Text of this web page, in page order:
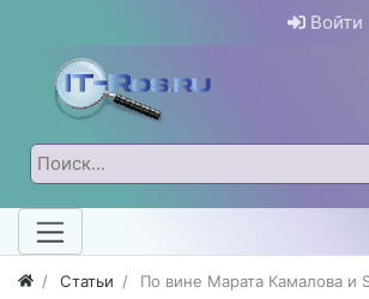
Войти
Статьи По вине Марата Камалова